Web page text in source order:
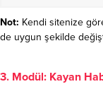
Not: Kendi sitenize
de uygun şekilde
3. Modül: Kayan